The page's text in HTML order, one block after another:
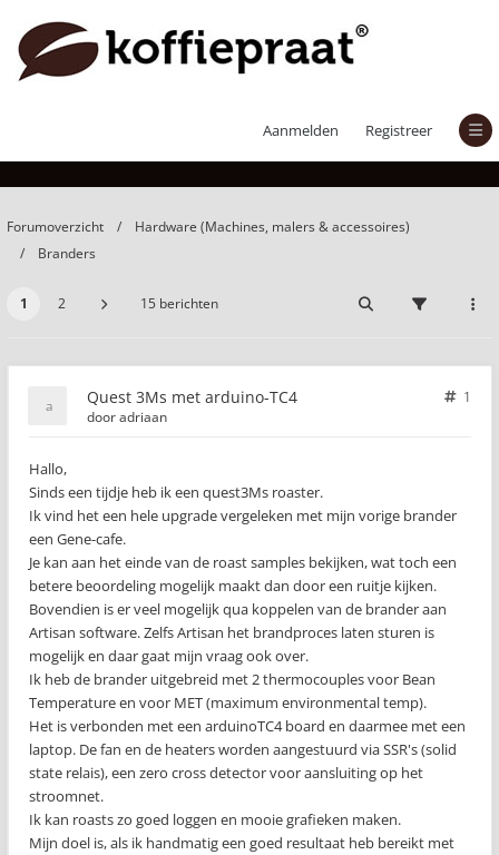
Aanmelden Registreer
Quest 3Ms met arduino-TC4
Forumoverzicht
Hardware (Machines, malers & accessoires)
Branders
1 2 15 berichten
Quest 3Ms met arduino-TC4
1
dooradriaan
Hallo,
Sinds een tijdje heb ik een quest3Ms roaster.
Ik vind het een hele upgrade vergeleken met mijn vorige brander
een Gene-cafe.
Je kan aan het einde van de roast samples bekijken, wat toch een
betere beoordeling mogelijk maakt dan door een ruitje kijken.
Bovendien is er veel mogelijk qua koppelen van de brander aan
Artisan software. Zelfs Artisan het brandproces laten sturen is
mogelijk en daar gaat mijn vraag ook over.
Ik heb de brander uitgebreid met 2 thermocouples voor Bean
Temperature en voor MET (maximum environmental temp).
Het is verbonden met een arduinoTC4 board en daarmee met een
laptop. De fan en de heaters worden aangestuurd via SSR's (solid
state relais), een zero cross detector voor aansluiting op het
stroomnet.
Ik kan roasts zo goed loggen en mooie grafieken maken.
Mijn doel is, als ik handmatig een goed resultaat heb bereikt met